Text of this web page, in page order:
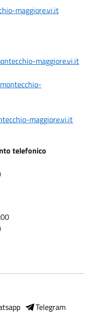
maggiore.vi.it
maggiore.vi.it
maggiore.vi.it
telefonico
Telegram